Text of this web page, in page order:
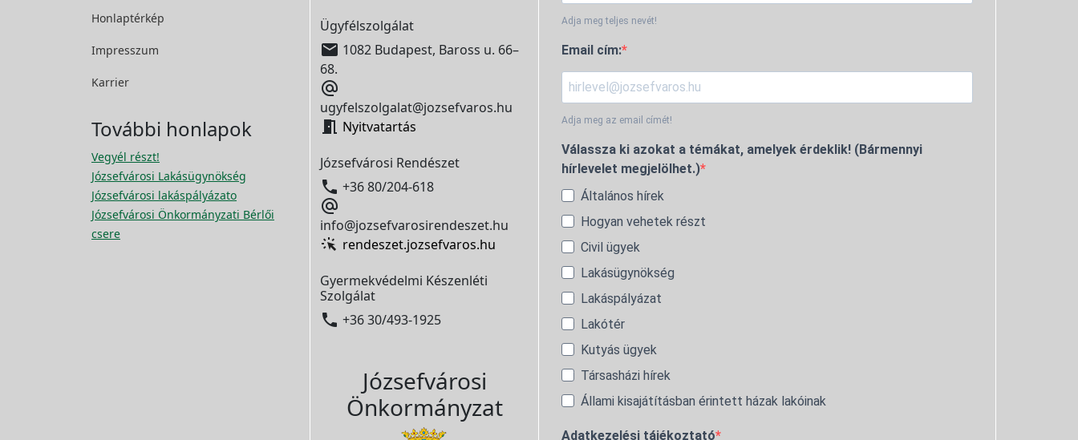
Honlaptérkép
Impresszum
Karrier
További honlapok
Vegyél részt!
Józsefvárosi Lakásügynökség
Józsefvárosi lakáspályázato
Józsefvárosi Önkormányzati Bérlői
csere
Ügyfélszolgálat
 1082 Budapest, Baross u. 66–
68.

ugyfelszolgalat@jozsefvaros.hu
 Nyitvatartás
Józsefvárosi Rendészet
 +36 80/204-618

info@jozsefvarosirendeszet.hu
rendeszet.jozsefvaros.hu
Gyermekvédelmi Készenléti
Szolgálat
 +36 30/493-1925
Józsefvárosi
Önkormányzat
Adja meg teljes nevét!
Email cím:
Adja meg az email címét!
Válassza ki azokat a témákat, amelyek érdeklik! (Bármennyi
hírlevelet megjelölhet.)
Általános hírek
Hogyan vehetek részt
Civil ügyek
Lakásügynökség
Lakáspályázat
Lakótér
Kutyás ügyek
Társasházi hírek
Állami kisajátításban érintett házak lakóinak
Adatkezelési tájékoztató